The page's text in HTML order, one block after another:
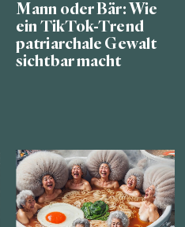
Mann oder Bär: Wie
ein TikTok-Trend
patriarchale Gewalt
sichtbar macht